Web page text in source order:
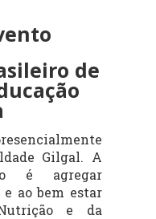
de
Gilgal. A
é agregar
ao bem estar
e da